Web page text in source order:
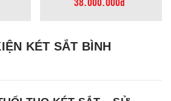
KÉT SẮT BÌNH